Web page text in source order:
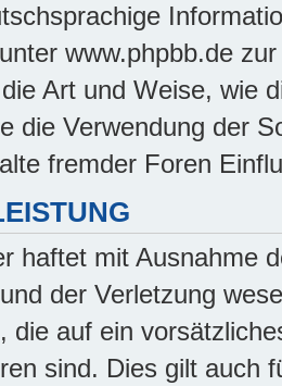
www.phpbb.de
Art und Weise, wie
die Verwendung der
fremder Foren
haftet mit Ausnahme
der Verletzung
die auf ein
sind. Dies gilt auch